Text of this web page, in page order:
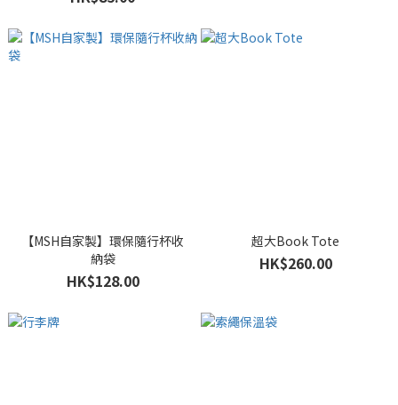
【MSH自家製】環保隨行杯收
納袋
HK$128.00
超大Book Tote
HK$260.00